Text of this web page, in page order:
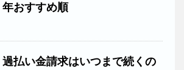
年おすすめ順
過払い金請求はいつまで続くの